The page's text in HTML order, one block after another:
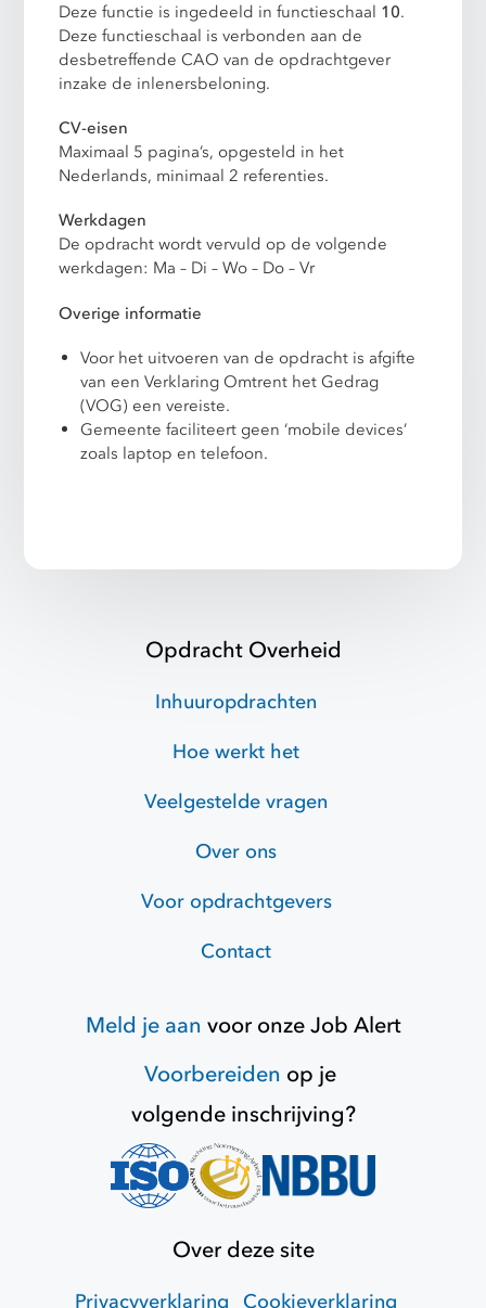
Deze functie is ingedeeld in functieschaal 10.
Deze functieschaal is verbonden aan de
desbetreffende CAO van de opdrachtgever
inzake de inlenersbeloning.
CV-eisen
Maximaal 5 pagina’s, opgesteld in het
Nederlands, minimaal 2 referenties.
Werkdagen
De opdracht wordt vervuld op de volgende
werkdagen: Ma – Di – Wo – Do – Vr
Overige informatie
Voor het uitvoeren van de opdracht is afgifte
van een Verklaring Omtrent het Gedrag
(VOG) een vereiste.
Gemeente faciliteert geen ‘mobile devices’
zoals laptop en telefoon.
Opdracht Overheid
Inhuuropdrachten
Hoe werkt het
Veelgestelde vragen
Over ons
Voor opdrachtgevers
Contact
Meld je aan voor onzeJob Alert
Voorbereiden op je
volgende inschrijving?
Over deze site
Privacyverklaring Cookieverklaring